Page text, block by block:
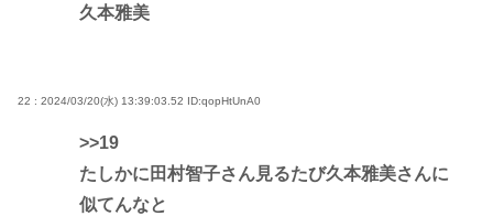
久本雅美
22 : 2024/03/20(水) 13:39:03.52 ID:qopHtUnA0
>>19
たしかに田村智子さん見るたび久本雅美さんに
似てんなと